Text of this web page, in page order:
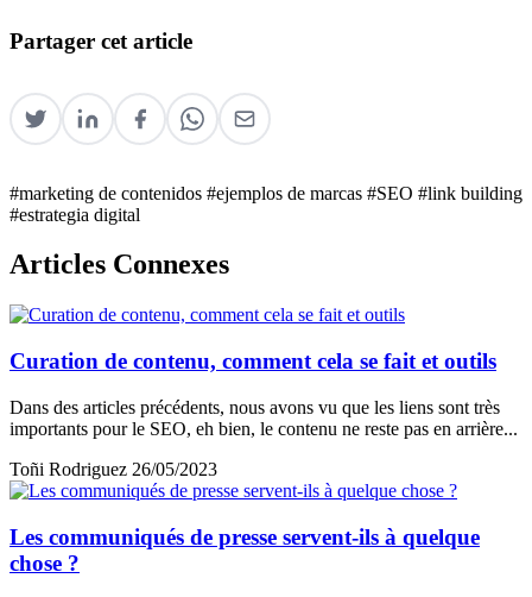
Partager cet article
#marketing de contenidos #ejemplos de marcas #SEO #link building
#estrategia digital
Articles Connexes
Curation de contenu, comment cela se fait et outils
Dans des articles précédents, nous avons vu que les liens sont très
importants pour le SEO, eh bien, le contenu ne reste pas en arrière...
Toñi Rodriguez 26/05/2023
Les communiqués de presse servent-ils à quelque
chose ?